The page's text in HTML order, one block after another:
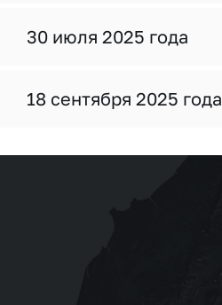
30 июля 2025 года
18 сентября 2025 года